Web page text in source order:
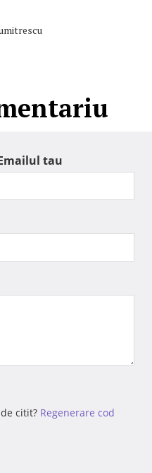
tau
citit? Regenerare cod